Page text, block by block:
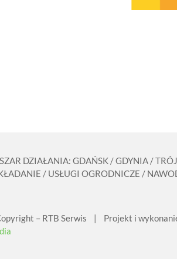
DZIAŁANIA: GDAŃSK / GDYNIA /
/ USŁUGI OGRODNICZE /
– RTB Serwis | Projekt i